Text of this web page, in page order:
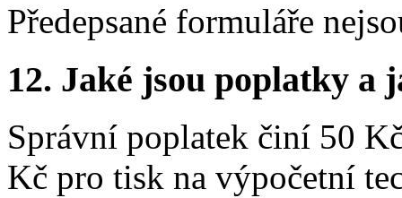
Předepsané formuláře
12. Jaké jsou poplatky a
Správní poplatek činí 50
Kč pro tisk na výpočetní